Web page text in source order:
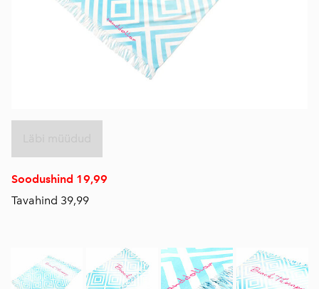
Soodushind 19,99
Tavahind 39,99